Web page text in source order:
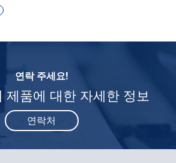
연락 주세요!
제품에 대한 자세한 정보
연락처